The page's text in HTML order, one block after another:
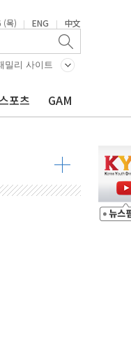
(목) | ENG | 中文
밀리 사이트
포츠 GAM
3분의 1
속도
"